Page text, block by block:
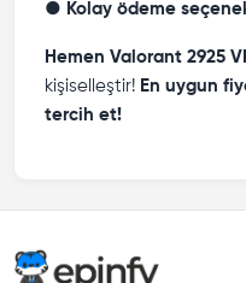
● Kolay ödeme
Hemen Valorant 2925
kişiselleştir! En uygun
tercih et!